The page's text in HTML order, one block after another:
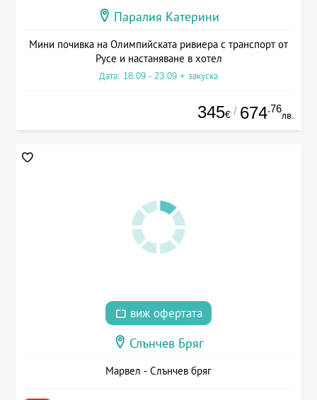
Паралия Катерини
Мини почивка на Олимпийската ривиера с транспорт от
Русе и настаняване в хотел
Дата: 18.09 - 23.09 + закуска
345€ / 674.76
лв.
виж офертата
Слънчев Бряг
Марвел - Слънчев бряг